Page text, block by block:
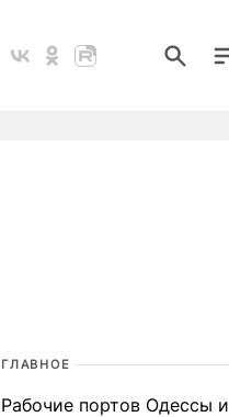
ГЛАВНОЕ
Рабочие портов Одессы и